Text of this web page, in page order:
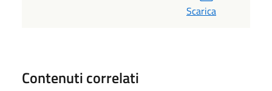
Scarica
Contenuti correlati